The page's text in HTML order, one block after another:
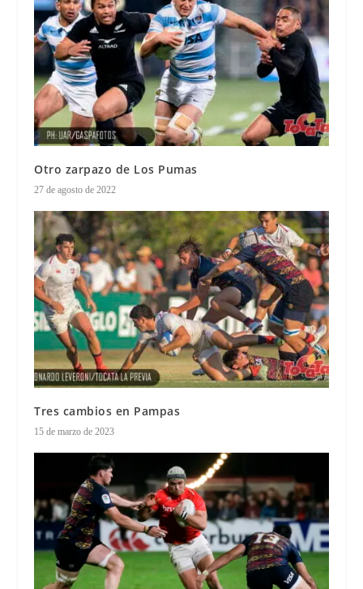
Otro zarpazo de Los Pumas
27 de agosto de 2022
Tres cambios en Pampas
15 de marzo de 2023